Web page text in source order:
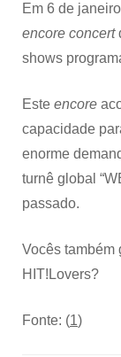
Em 6 de
encore concert
shows
Este encore
capacidade
enorme
turnê global
passado.
Vocês também
HIT!Lovers?
Fonte: (1)